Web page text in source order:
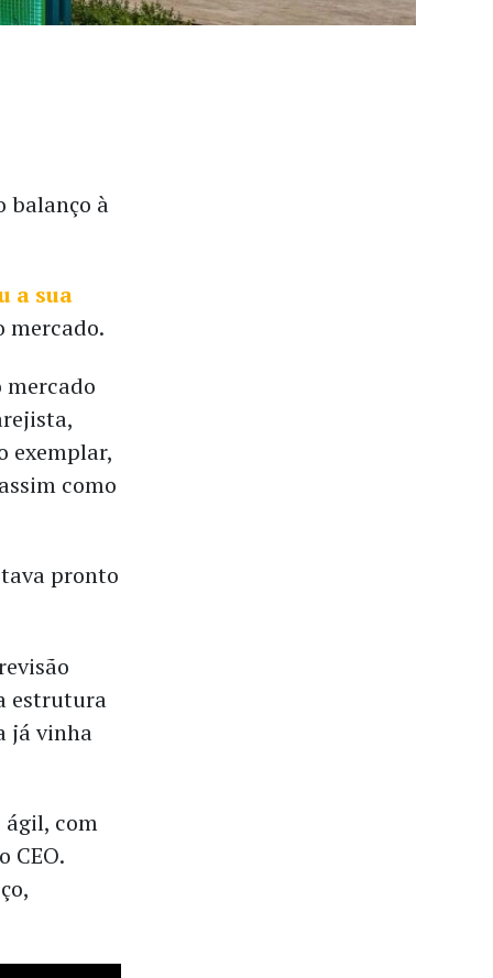
balanço à
a sua
mercado.
mercado
exemplar,
como
pronto
estrutura
já vinha
ágil, com
CEO.